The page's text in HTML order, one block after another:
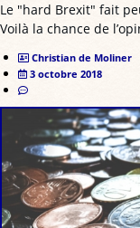
Le "hard Brexit" fait
Voilà la chance de
Christian de Moliner
3 octobre 2018